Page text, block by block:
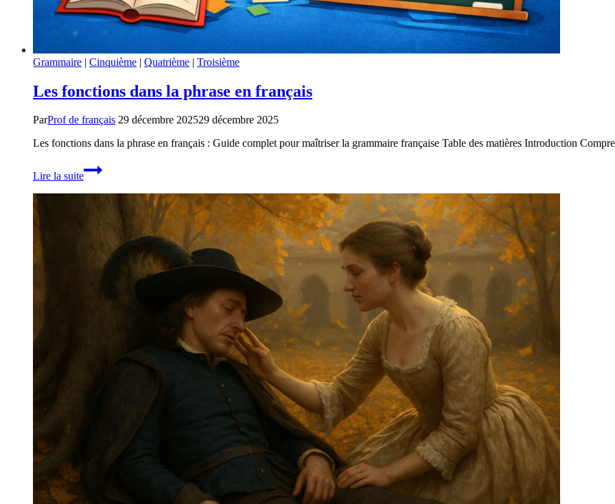
Grammaire | Cinquième | Quatrième | Troisième
Les fonctions dans la phrase en français
ParProf de français 29 décembre 202529 décembre 2025
Les fonctions dans la phrase en français : Guide complet pour maîtriser la grammaire française Table des matières Introduction
Lire la suite
Les
fonctions
dans
français